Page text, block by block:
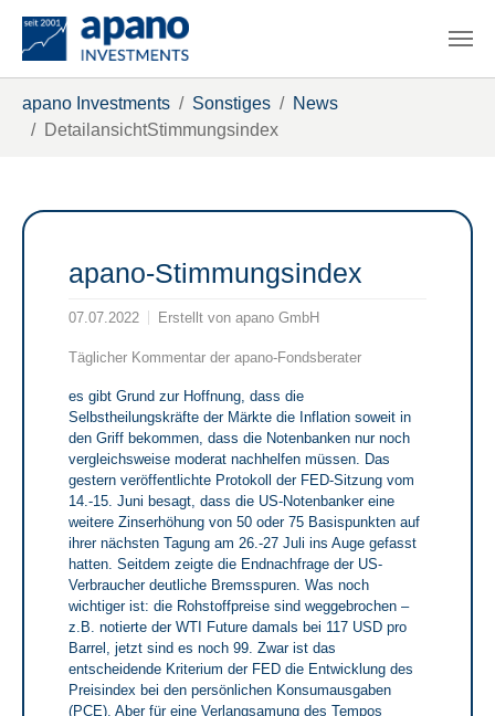
apano Investments Sonstiges
News
DetailansichtStimmungsindex
apano-Stimmungsindex
07.07.2022 Erstellt von apano GmbH
Täglicher Kommentar der apano-Fondsberater
es gibt Grund zur Hoffnung, dass die
Selbstheilungskräfte der Märkte die Inflation soweit in
den Griff bekommen, dass die Notenbanken nur noch
vergleichsweise moderat nachhelfen müssen. Das
gestern veröffentlichte Protokoll der FED-Sitzung vom
14.-15. Juni besagt, dass die US-Notenbanker eine
weitere Zinserhöhung von 50 oder 75 Basispunkten auf
ihrer nächsten Tagung am 26.-27 Juli ins Auge gefasst
hatten. Seitdem zeigte die Endnachfrage der US-
Verbraucher deutliche Bremsspuren. Was noch
wichtiger ist: die Rohstoffpreise sind weggebrochen –
z.B. notierte der WTI Future damals bei 117 USD pro
Barrel, jetzt sind es noch 99. Zwar ist das
entscheidende Kriterium der FED die Entwicklung des
Preisindex bei den persönlichen Konsumausgaben
(PCE). Aber für eine Verlangsamung des Tempos